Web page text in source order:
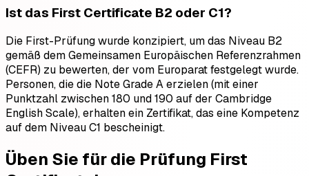
Ist das First Certificate B2 oder C1?
Die First-Prüfung wurde konzipiert, um das Niveau B2
gemäß dem Gemeinsamen Europäischen Referenzrahmen
(CEFR) zu bewerten, der vom Europarat festgelegt wurde.
Personen, die die Note Grade A erzielen (mit einer
Punktzahl zwischen 180 und 190 auf der Cambridge
English Scale), erhalten ein Zertifikat, das eine Kompetenz
auf dem Niveau C1 bescheinigt.
Üben Sie für die Prüfung First